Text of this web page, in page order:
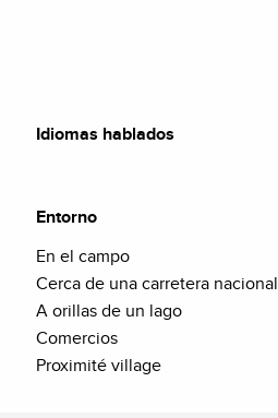
Idiomas hablados
Idiomas hablados
Entorno
Entorno
En el campo
Cerca de una carretera nacional
A orillas de un lago
Comercios
Proximité village